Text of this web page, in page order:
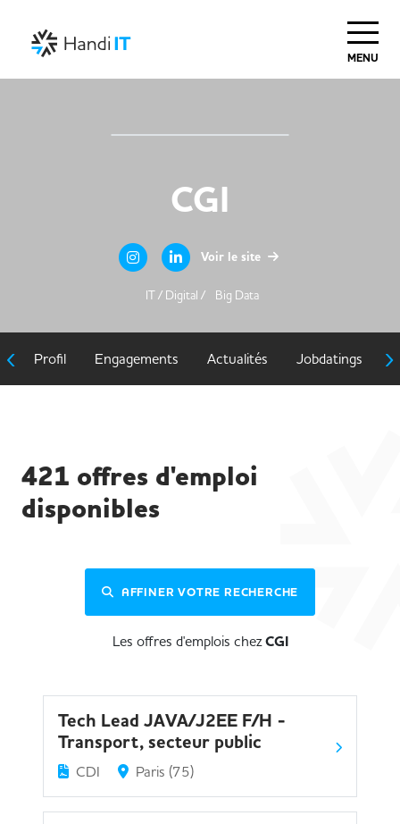
MENU
CGI
Voir le site
IT / Digital / Big Data
Profil Engagements Actualités Jobdatings
‹ ›
421 offres d'emploi
disponibles
AFFINER VOTRE RECHERCHE
Les offres d'emplois chezCGI
Tech Lead JAVA/J2EE F/H -
Transport, secteur public
CDI Paris (75)